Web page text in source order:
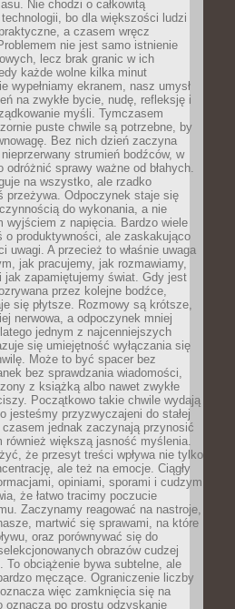
Nie chodzi o całkowitą
bo dla większości ludzi
a czasem wręcz
nie jest samo istnienie
lecz brak granic w ich
każde wolne kilka minut
wypełniamy ekranem, nasz umysł
na zwykłe bycie, nudę, refleksję i
myśli. Tymczasem
puste chwile są potrzebne, by
Bez nich dzień zaczyna
strumień bodźców, w
odróżnić sprawy ważne od błahych.
na wszystko, ale rzadko
przeżywa. Odpoczynek staje się
do wykonania, a nie
wyjściem z napięcia. Bardzo wiele
o produktywności, ale zaskakująco
uwagi. A przecież to właśnie uwaga
jak pracujemy, jak rozmawiamy,
jak zapamiętujemy świat. Gdy jest
przez kolejne bodźce,
się płytsze. Rozmowy są krótsze,
nerwowa, a odpoczynek mniej
jednym z najcenniejszych
się umiejętność wyłączania się
Może to być spacer bez
bez sprawdzania wiadomości,
z książką albo nawet zwykłe
Początkowo takie chwile wydają
jesteśmy przyzwyczajeni do stałej
jednak zaczynają przynosić
również większą jasność myślenia.
że przesyt treści wpływa nie tylko
ale też na emocje. Ciągły
opiniami, sporami i cudzym
że łatwo tracimy poczucie
Zaczynamy reagować na nastroje,
martwić się sprawami, na które
oraz porównywać się do
obrazów cudzej
To obciążenie bywa subtelne, ale
męczące. Ograniczenie liczby
więc zamknięcia się na
oznacza po prostu odzyskanie